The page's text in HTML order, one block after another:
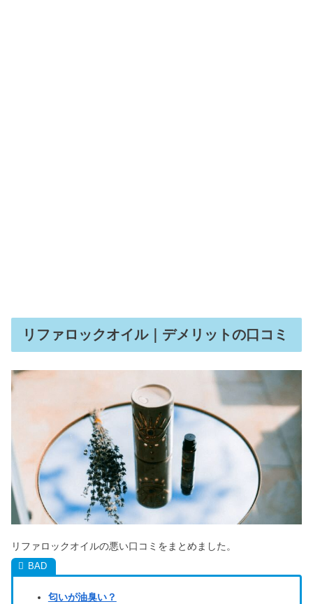
リファロックオイル｜デメリットの口コミ
リファロックオイルの悪い口コミをまとめました。
匂いが油臭い？